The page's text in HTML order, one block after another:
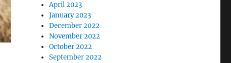
April 2023
January 2023
December 2022
November 2022
October 2022
September 2022